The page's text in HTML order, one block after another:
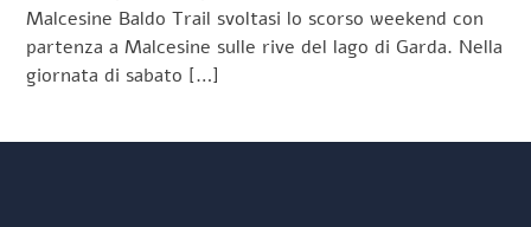
Malcesine Baldo Trail svoltasi lo scorso weekend con
partenza a Malcesine sulle rive del lago di Garda. Nella
giornata di sabato […]